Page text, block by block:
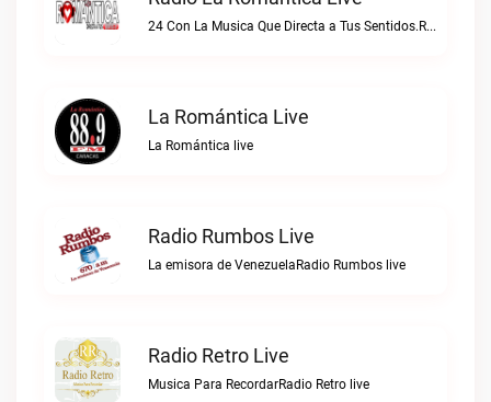
24 Con La Musica Que Directa a Tus Sentidos.Radio La Romantica live
La Romántica Live
La Romántica live
Radio Rumbos Live
La emisora de VenezuelaRadio Rumbos live
Radio Retro Live
Musica Para RecordarRadio Retro live